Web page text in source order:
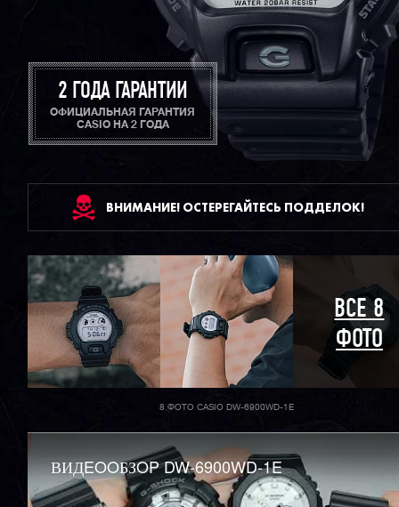
2 ГОДА ГАРАНТИИ
ОФИЦИАЛЬНАЯ ГАРАНТИЯ
CASIO НА 2 ГОДА
ВНИМАНИЕ! ОСТЕРЕГАЙТЕСЬ ПОДДЕЛОК!
ВСЕ 8
ФОТО
8 ФОТО CASIO DW-6900WD-1E
ВИДEOOБЗOP DW-6900WD-1E